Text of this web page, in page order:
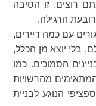
רוצים. זו הסיבה
הרגילה.
עם כמה דיירים,
בלי יוצא מן הכלל,
הסמוכים. כמו
מהרשויות
הנוגע לבניית